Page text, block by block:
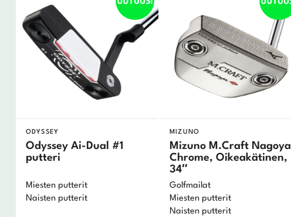
ODYSSEY
Odyssey Ai-Dual #1
putteri
Miesten putterit
Naisten putterit
MIZUNO
Mizuno M.Craft Nagoya
Chrome, Oikeakätinen,
34″
Golfmailat
Miesten putterit
Naisten putterit